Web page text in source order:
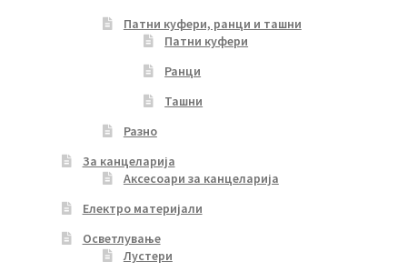
Патни куфери, ранци и ташни
Патни куфери
Ранци
Ташни
Разно
За канцеларија
Аксесоари за канцеларија
Електро материјали
Осветлување
Лустери